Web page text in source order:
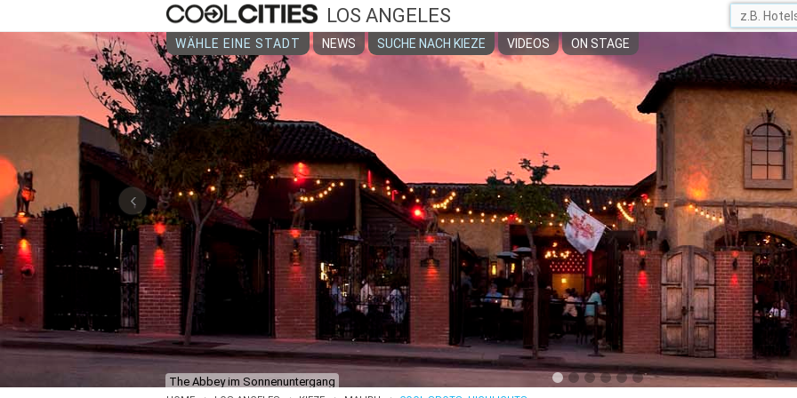
LOS ANGELES
WÄHLE EINE STADT NEWS SUCHE NACH KIEZE VIDEOS ON STAGE
The Standard Downtown LA
‹